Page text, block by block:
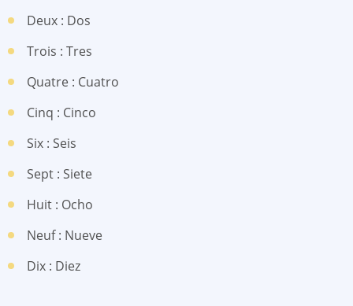
Deux : Dos
Trois : Tres
Quatre : Cuatro
Cinq : Cinco
Six : Seis
Sept : Siete
Huit : Ocho
Neuf : Nueve
Dix : Diez